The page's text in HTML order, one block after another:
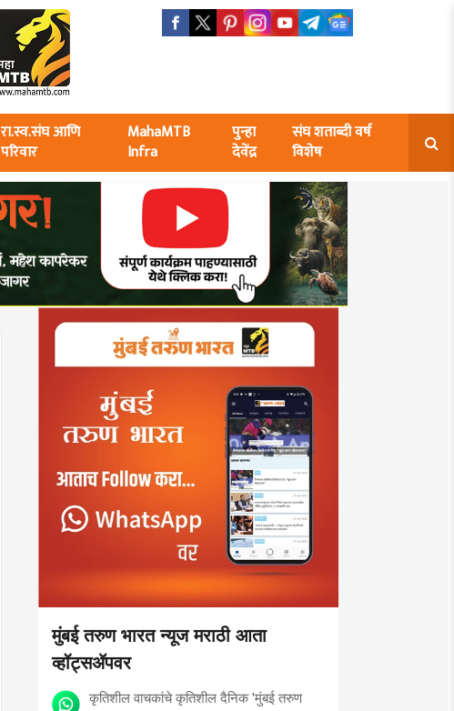
रा.स्व.संघ आणि
परिवार
MahaMTB
Infra
पुन्हा
देवेंद्र
संघ शताब्दी वर्ष
विशेष
मुंबई तरुण भारत न्यूज मराठी आता
व्हॉट्सॲपवर
कृतिशील वाचकांचे कृतिशील दैनिक 'मुंबई तरुण